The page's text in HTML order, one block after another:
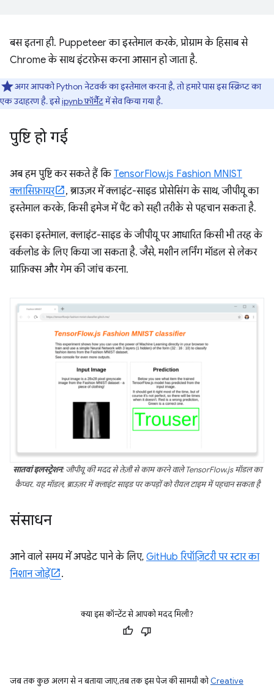
बस इतना ही. Puppeteer का इस्तेमाल करके, प्रोग्राम के हिसाब से
Chrome के साथ इंटरफ़ेस करना आसान हो जाता है.
अगर आपको Python नेटवर्क का इस्तेमाल करना है, तो हमारे पास इस स्क्रिप्ट का
एक उदाहरण है. इसेipynb फ़ॉर्मैटमें सेव किया गया है.
पुष्टि हो गई
अब हम पुष्टि कर सकते हैं किTensorFlow.js Fashion MNIST
क्लासिफ़ायर
, ब्राउज़र में क्लाइंट-साइड प्रोसेसिंग के साथ, जीपीयू का
इस्तेमाल करके, किसी इमेज में पैंट को सही तरीके से पहचान सकता है.
इसका इस्तेमाल, क्लाइंट-साइड के जीपीयू पर आधारित किसी भी तरह के
वर्कलोड के लिए किया जा सकता है. जैसे, मशीन लर्निंग मॉडल से लेकर
ग्राफ़िक्स और गेम की जांच करना.
सातवां इलस्ट्रेशन: जीपीयू की मदद से तेज़ी से काम करने वाले TensorFlow.js मॉडल का
कैप्चर. यह मॉडल, ब्राउज़र में क्लाइंट साइड पर कपड़ों को रीयल टाइम में पहचान सकता है
संसाधन
आने वाले समय में अपडेट पाने के लिए, GitHub रिपॉज़िटरी पर स्टार का
निशान जोड़ें
.
क्या इस कॉन्टेंट से आपको मदद मिली?
जब तक कुछ अलग से न बताया जाए, तब तक इस पेज की सामग्री कोCreative